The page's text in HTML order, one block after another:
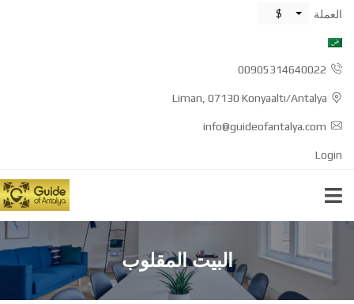
العملة $
00905314640022
Liman, 07130 Konyaaltı/Antalya
info@guideofantalya.com
Login
البيت المقلوب